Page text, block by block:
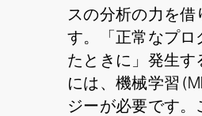
スの分析の力を借
す。「正常なプロ
たときに」発生す
には、機械学習
ジーが必要です